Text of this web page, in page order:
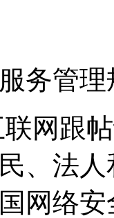
务管理
网跟
、法
网络